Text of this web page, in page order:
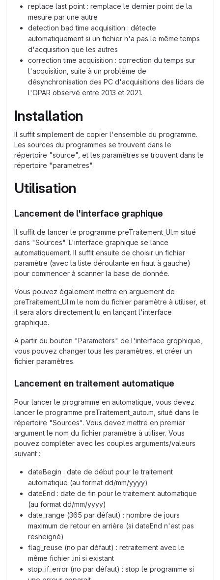
replace last point : remplace le dernier point de la
mesure par une autre
detection bad time acquisition : détecte
automatiquement si un fichier n'a pas le même temps
d'acquisition que les autres
correction time acquisition : correction du temps sur
l'acquisition, suite à un problème de
désynchronisation des PC d'acquisitions des lidars de
l'OPAR observé entre 2013 et 2021.
Installation
Il suffit simplement de copier l'ensemble du programme.
Les sources du programmes se trouvent dans le
répertoire "source", et les paramètres se trouvent dans le
répertoire "parametres".
Utilisation
Lancement de l'interface graphique
Il suffit de lancer le programme preTraitement_UI.m situé
dans "Sources". L'interface graphique se lance
automatiquement. Il suffit ensuite de choisir un fichier
paramètre (avec la liste déroulante en haut à gauche)
pour commencer à scanner la base de donnée.
Vous pouvez également mettre en arguement de
preTraitement_UI.m le nom du fichier paramètre à utiliser, et
il sera alors directement lu en lançant l'interface
graphique.
A partir du bouton "Parameters" de l'interface grqphique,
vous pouvez changer tous les paramètres, et créer un
fichier paramètres.
Lancement en traitement automatique
Pour lancer le programme en automatique, vous devez
lancer le programme preTraitement_auto.m, situé dans le
répertoire "Sources". Vous devez mettre en premier
argument le nom du fichier paramètre à utiliser. Vous
pouvez compléter avec les couples arguments/valeurs
suivant :
dateBegin : date de début pour le traitement
automatique (au format dd/mm/yyyy)
dateEnd : date de fin pour le traitement automatique
(au format dd/mm/yyyy)
date_range (365 par défaut) : nombre de jours
maximum de retour en arrière (si dateEnd n'est pas
resneigné)
flag_reuse (no par défaut) : retraitement avec le
même fichier .ini si existant
stop_if_error (no par défaut) : stop le programme si